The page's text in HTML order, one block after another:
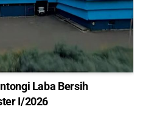
Laba Bersih
I/2026